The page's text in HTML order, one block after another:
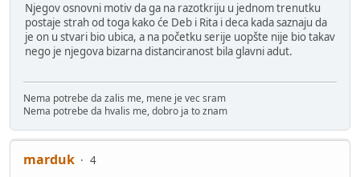
Njegov osnovni motiv da ga na razotkriju u jednom trenutku
postaje strah od toga kako će Deb i Rita i deca kada saznaju da
je on u stvari bio ubica, a na početku serije uopšte nije bio takav
nego je njegova bizarna distanciranost bila glavni adut.
Nema potrebe da zalis me, mene je vec sram
Nema potrebe da hvalis me, dobro ja to znam
marduk
4